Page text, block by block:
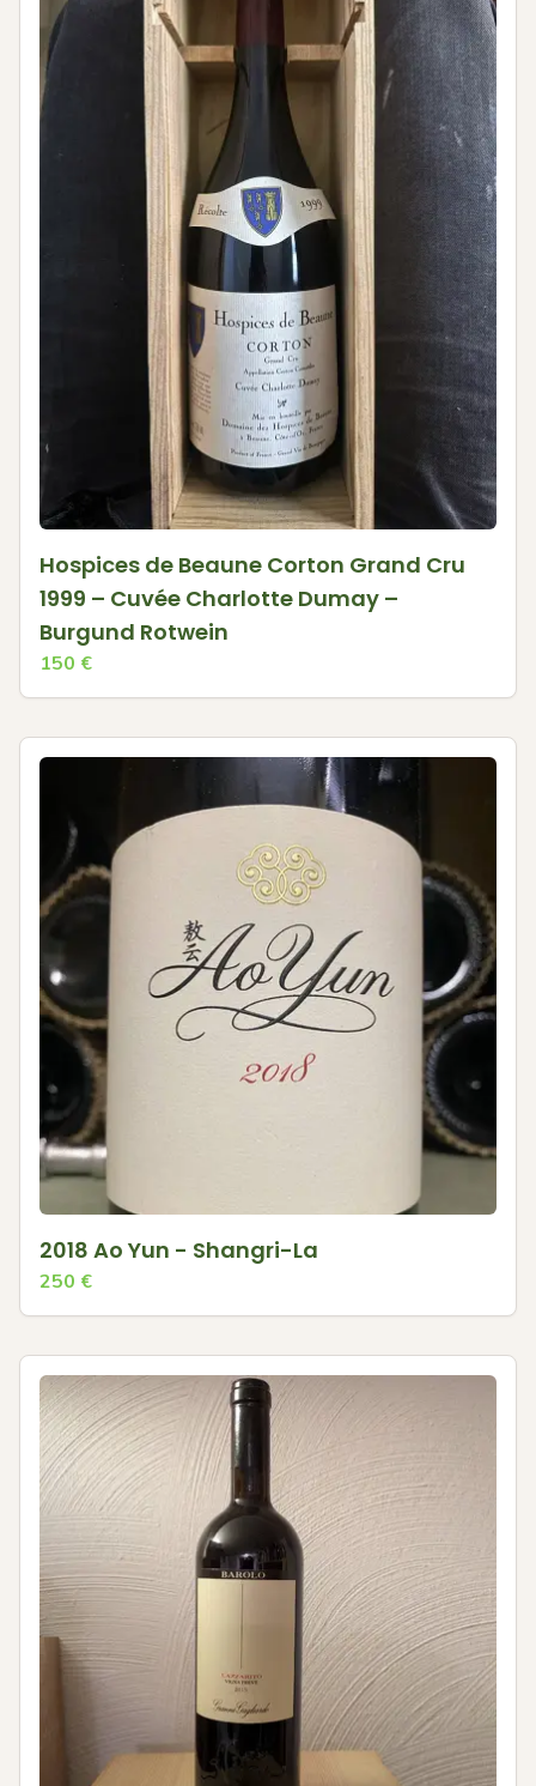
Hospices de Beaune Corton Grand Cru
1999 – Cuvée Charlotte Dumay –
Burgund Rotwein
150 €
2018 Ao Yun - Shangri-La
250 €